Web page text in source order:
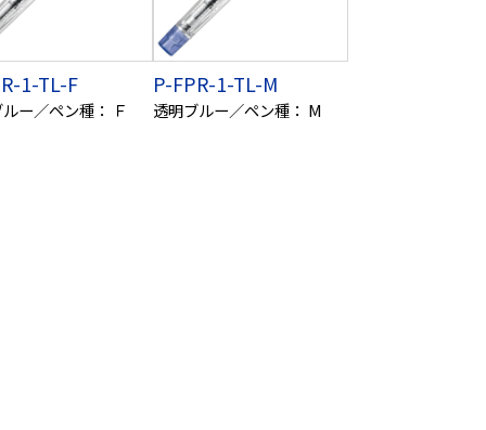
1-TL-F
ー／ペン種： Ｆ
P-FPR-1-TL-M
透明ブルー／ペン種： M